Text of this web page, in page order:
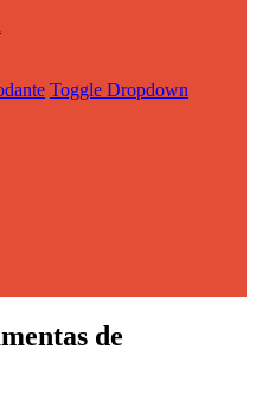
Toggle Dropdown
de